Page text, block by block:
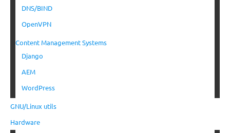
DNS/BIND
OpenVPN
Content Management Systems
Django
AEM
WordPress
GNU/Linux utils
Hardware